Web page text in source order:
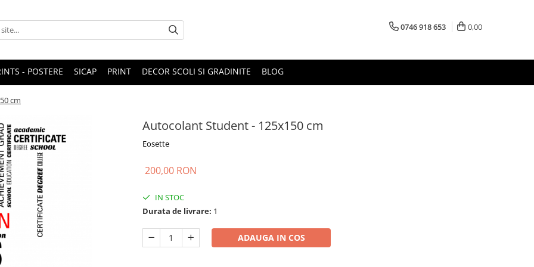
0746 918 653 0,00
- POSTERE SICAP PRINT DECOR SCOLI SI GRADINITE BLOG
cm
Autocolant Student - 125x150 cm
Eosette
200,00 RON
IN STOC
Durata de livrare: 1
ADAUGA IN COS